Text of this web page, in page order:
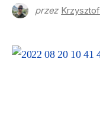
przez Krzysztof